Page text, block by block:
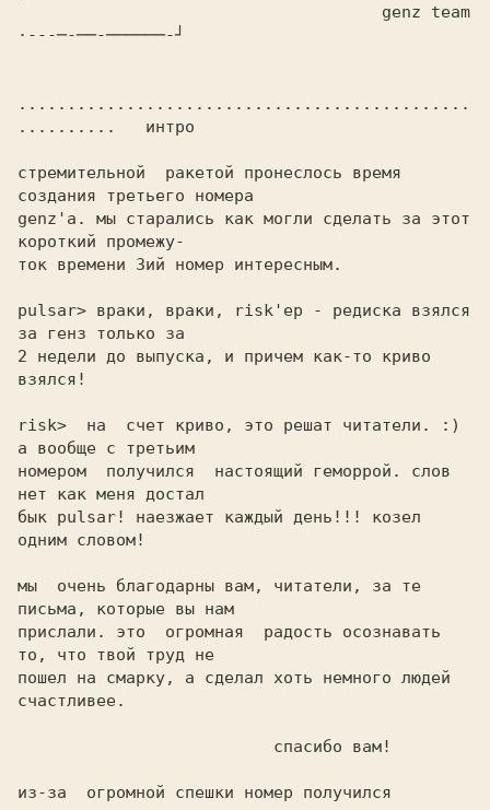
·---─-──-──────-┘
..............................................
..........   интро
стремительной  ракетой пронеслось время
создания третьего номера
genz'a. мы старались как могли сделать за этот
короткий промежу-
ток времени 3ий номер интересным.
pulsar> враки, враки, risk'ер - редиска взялся
за генз только за
2 недели до выпуска, и причем как-то криво
взялся!
risk>  на  счет криво, это решат читатели. :)
а вообще с третьим
номером  получился  настоящий геморрой. слов
нет как меня достал
бык pulsar! наезжает каждый день!!! козел
одним словом!
мы  очень благодарны вам, читатели, за те
письма, которые вы нам
прислали. это  огромная  радость осознавать
то, что твой труд не
пошел на смарку, а сделал хоть немного людей
счастливее.
из-за  огромной спешки номер получился